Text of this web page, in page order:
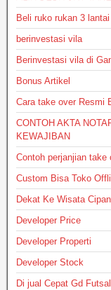
Beli ruko rukan 3
berinvestasi vila
Berinvestasi vila di
Bonus Artikel
Cara take over Resmi
CONTOH AKTA
KEWAJIBAN
Contoh perjanjian take
Custom Bisa Toko
Dekat Ke Wisata
Developer Price
Developer Properti
Developer Stock
Di jual Cepat Gd